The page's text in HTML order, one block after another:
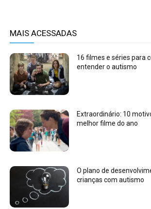
MAIS ACESSADAS
16 filmes e séries para
entender o autismo
Extraordinário: 10
melhor filme do ano
O plano de
crianças com autismo